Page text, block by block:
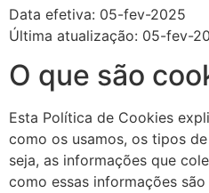
Data efetiva: 05-fev-2025
Última atualização: 05-fev-
O que são
Esta Política de Cookies
como os usamos, os tipos
seja, as informações que
como essas informações